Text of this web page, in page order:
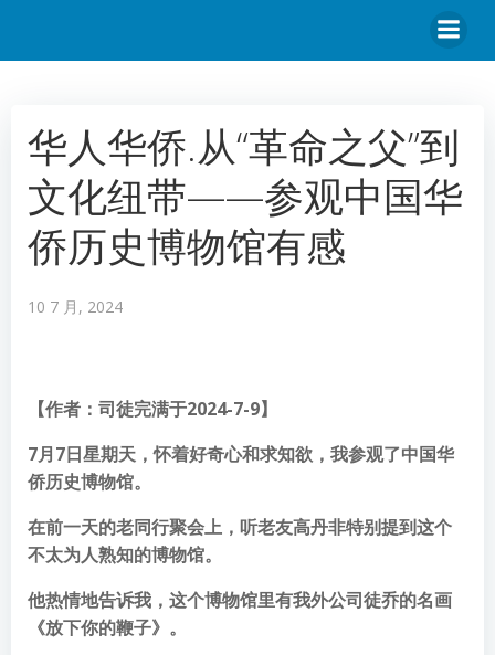
华人华侨.从“革命之父”到
文化纽带——参观中国华
侨历史博物馆有感
10 7 月, 2024
【作者：司徒完满于2024-7-9】
7月7日星期天，怀着好奇心和求知欲，我参观了中国华
侨历史博物馆。
在前一天的老同行聚会上，听老友高丹非特别提到这个
不太为人熟知的博物馆。
他热情地告诉我，这个博物馆里有我外公司徒乔的名画
《放下你的鞭子》。